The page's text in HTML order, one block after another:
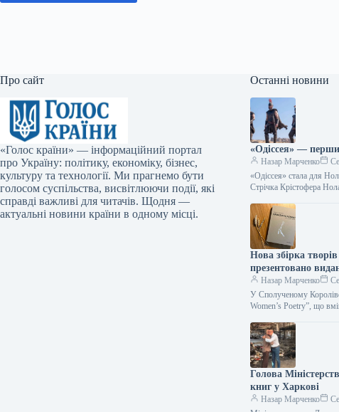
Про сайт
«Голос країни» — інформаційний портал
про Україну: політику, економіку, бізнес,
культуру та технології. Ми прагнемо бути
голосом суспільства, висвітлюючи події, які
справді важливі для читачів. Щодня —
актуальні новини країни в одному місці.
Останні новини
«Одіссея» —
Назар Марченко
«Одіссея» стала для
Стрічка Крістофера
Нова збірка
презентовано
Назар Марченко
У Сполученому
Women’s Poetry”, що
Голова
книг у Харкові
Назар Марченко